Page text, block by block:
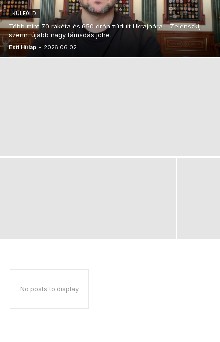
KÜLFÖLD
Több mint 70 rakéta és 650 drón zúdult Ukrajnára – Zelenszkij
szerint újabb nagy támadás jöhet
Esti Hírlap - 2026.06.02.
No posts to display